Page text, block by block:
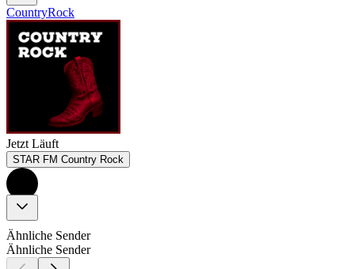
CountryRock
Jetzt Läuft
STAR FM Country Rock
Ähnliche Sender
Ähnliche Sender